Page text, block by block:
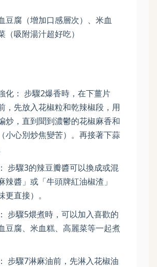
豆腐（增加口感層次）、米血
（吸附湯汁超好吃）
化： 步驟2爆香時，在下薑片
，先放入花椒粒和乾辣椒段，用
炒，直到聞到濃鬱的花椒麻香和
小心別炒焦變苦）。再接著下蒜
步驟3的辣豆瓣醬可以換成或混
辣醬」或「牛頭牌紅油椒渣」
更直接）。
步驟5煨煮時，可以加入喜歡的
豆腐、米血糕、高麗菜等一起煮
步驟7淋麻油前，先淋入花椒油